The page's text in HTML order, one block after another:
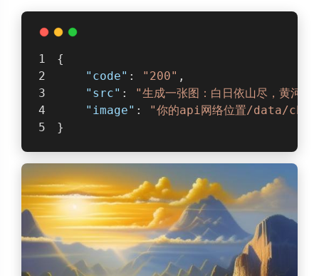
{
"code" : "200" ,
"src" :
"生成一张图：白日依山尽，黄河入
"image" :
"你的api网络位置/data/
}